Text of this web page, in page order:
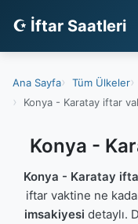
☪ İftar Saatleri
Ana Sayfa Tüm Ülkeler
Konya - Karatay iftar
Konya -
Konya - Karatay
iftar vaktine ne
imsakiyesi detaylı.